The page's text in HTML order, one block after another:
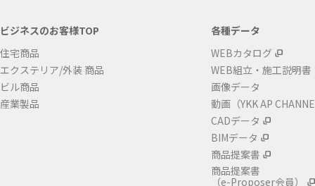
ビジネスのお客様TOP
住宅商品
エクステリア/外装 商品
ビル商品
産業製品
各種データ
WEBカタログ
WEB組立・施工説明書
画像データ
動画（YKK AP
CADデータ
BIMデータ
商品提案書
商品提案書
（e-Proposer会員）